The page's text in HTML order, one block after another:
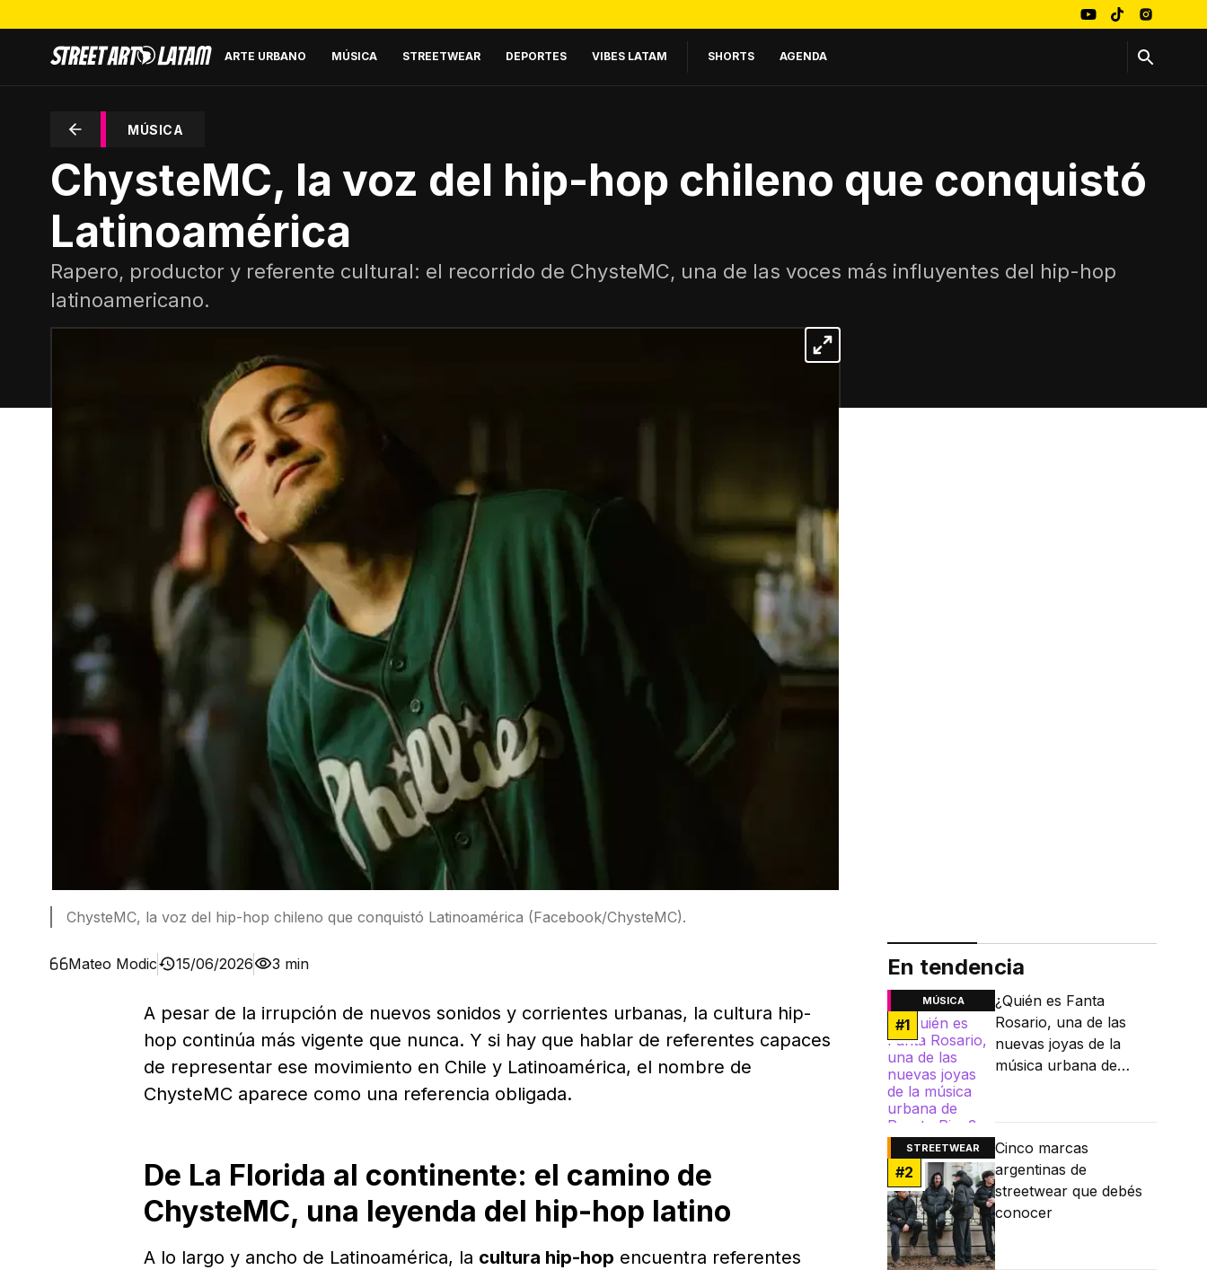
ARTE URBANO MÚSICA STREETWEAR DEPORTES VIBES LATAM SHORTS AGENDA
MÚSICA
ChysteMC, la voz del hip-hop chileno que conquistó
Latinoamérica
Rapero, productor y referente cultural: el recorrido de ChysteMC, una de las voces más influyentes del hip-hop
latinoamericano.
ChysteMC, la voz del hip-hop chileno que conquistó Latinoamérica (Facebook/ChysteMC).
Mateo Modic 15/06/2026 3 min
A pesar de la irrupción de nuevos sonidos y corrientes urbanas, la cultura hip-
hop continúa más vigente que nunca. Y si hay que hablar de referentes capaces
de representar ese movimiento en Chile y Latinoamérica, el nombre de
ChysteMC aparece como una referencia obligada.
De La Florida al continente: el camino de
ChysteMC, una leyenda del hip-hop latino
A lo largo y ancho de Latinoamérica, la cultura hip-hop encuentra referentes
En tendencia
MÚSICA
#1
¿Quién es Fanta
Rosario, una de las
nuevas joyas de la
música urbana de
STREETWEAR
#2
Cinco marcas
argentinas de
streetwear que debés
conocer